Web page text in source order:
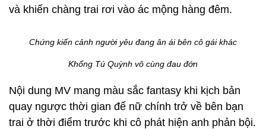
và khiến chàng trai rơi vào ác mộng hàng đêm.
Chứng kiến cảnh người yêu đang ân ái bên cô gái khác
Khổng Tú Quỳnh vô cùng đau đớn
Nội dung MV mang màu sắc fantasy khi kịch bản
quay ngược thời gian để nữ chính trở về bên bạn
trai ở thời điểm trước khi cô phát hiện anh phản bội.